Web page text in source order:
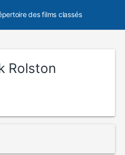
des films classés
Rolston